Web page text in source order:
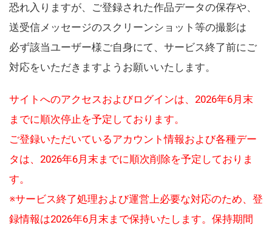
恐れ入りますが、ご登録された作品データの保存や、
送受信メッセージのスクリーンショット等の撮影は
必ず該当ユーザー様ご自身にて、サービス終了前にご
対応をいただきますようお願いいたします。
サイトへのアクセスおよびログインは、2026年6月末
までに順次停止を予定しております。
ご登録いただいているアカウント情報および各種デー
タは、2026年6月末までに順次削除を予定しておりま
す。
※サービス終了処理および運営上必要な対応のため、登
録情報は2026年6月末まで保持いたします。保持期間